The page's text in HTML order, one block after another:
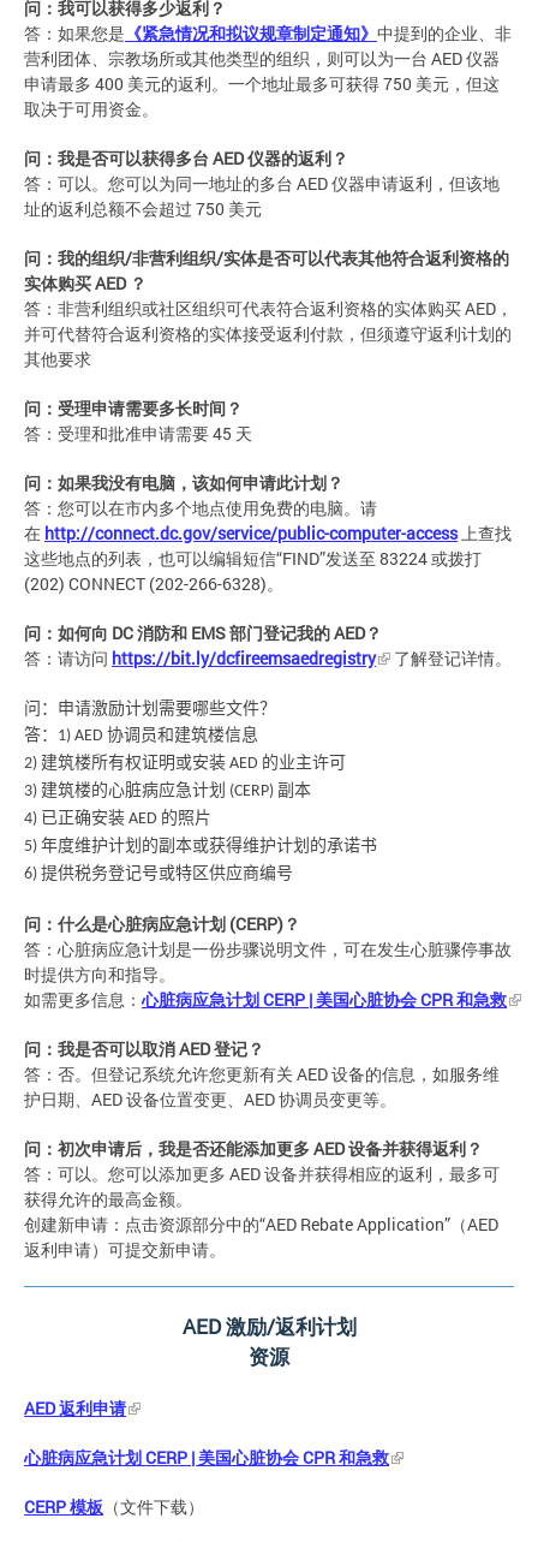
问：我可以获得多少返利？
答：如果您是 《紧急情况和拟议规章制定通知》 中提到的企业、非
营利团体、宗教场所或其他类型的组织，则可以为一台 AED 仪器
申请最多 400 美元的返利。一个地址最多可获得 750 美元，但这
取决于可用资金。
问：我是否可以获得多台 AED仪器的返利？
答：可以。您可以为同一地址的多台 AED 仪器申请返利，但该地
址的返利总额不会超过 750 美元
问：我的组织/非营利组织/实体是否可以代表其他符合返利资格的
实体购买AED ？
答：非营利组织或社区组织可代表符合返利资格的实体购买 AED，
并可代替符合返利资格的实体接受返利付款，但须遵守返利计划的
其他要求
问：受理申请需要多长时间？
答：受理和批准申请需要 45 天
问：如果我没有电脑，该如何申请此计划？
答：您可以在市内多个地点使用免费的电脑。请
在 http://connect.dc.gov/service/public-computer-access上查找
这些地点的列表，也可以编辑短信“FIND”发送至 83224 或拨打
(202) CONNECT (202-266-6328)。
问：如何向 DC消防和 EMS部门登记我的AED？
答：请访问 https://bit.ly/dcfireemsaedregistry 了解登记详情。
问：申请激励计划需要哪些文件？
答： 1) AED 协调员和建筑楼信息
2) 建筑楼所有权证明或安装 AED 的业主许可
3) 建筑楼的心脏病应急计划 (CERP) 副本
4) 已正确安装 AED 的照片
5) 年度维护计划的副本或获得维护计划的承诺书
6) 提供税务登记号或特区供应商编号
问：什么是心脏病应急计划 (CERP) ？
答：心脏病应急计划是一份步骤说明文件，可在发生心脏骤停事故
时提供方向和指导。
如需更多信息： 心脏病应急计划CERP |美国心脏协会CPR和急救
问：我是否可以取消AED登记？
答：否。但登记系统允许您更新有关 AED 设备的信息，如服务维
护日期、AED 设备位置变更、AED 协调员变更等。
问：初次申请后，我是否还能添加更多AED设备并获得返利？
答：可以。您可以添加更多 AED 设备并获得相应的返利，最多可
获得允许的最高金额。
创建新申请：点击资源部分中的“AED Rebate Application”（AED
返利申请）可提交新申请。
AED激励/返利计划
资源
AED返利申请
心脏病应急计划CERP |美国心脏协会CPR和急救
CERP模板 （文件下载）